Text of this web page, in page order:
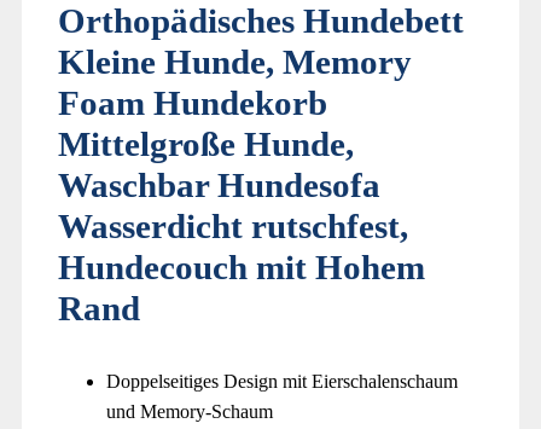
Orthopädisches Hundebett
Kleine Hunde, Memory
Foam Hundekorb
Mittelgroße Hunde,
Waschbar Hundesofa
Wasserdicht rutschfest,
Hundecouch mit Hohem
Rand
Doppelseitiges Design mit Eierschalenschaum
und Memory-Schaum